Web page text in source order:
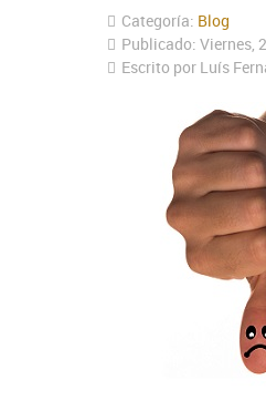
Categoría: Blog
Publicado: Viernes,
Escrito por Luís